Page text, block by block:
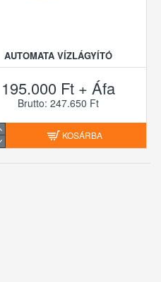
AUTOMATA VÍZLÁGYÍTÓ
195.000 Ft + Áfa
Brutto: 247.650 Ft
KOSÁRBA